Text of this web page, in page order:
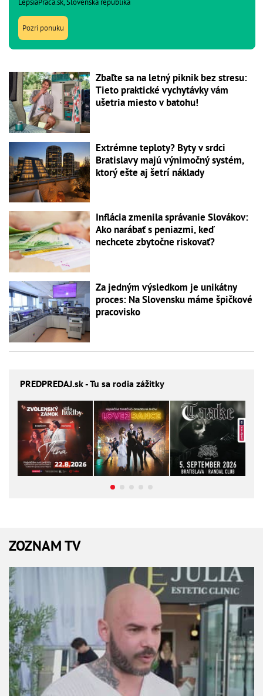
Pozri ponuku
Zbaľte sa na letný piknik bez stresu:
Tieto praktické vychytávky vám
ušetria miesto v batohu!
Extrémne teploty? Byty v srdci
Bratislavy majú výnimočný systém,
ktorý ešte aj šetrí náklady
Inflácia zmenila správanie Slovákov:
Ako narábať s peniazmi, keď
nechcete zbytočne riskovať?
Za jedným výsledkom je unikátny
proces: Na Slovensku máme špičkové
pracovisko
PREDPREDAJ.sk - Tu sa rodia zážitky
ZOZNAM TV